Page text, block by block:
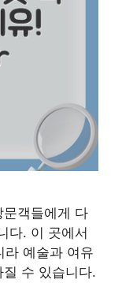
객들에게 다
다. 이 곳에서
라 예술과 여유
수 있습니다.